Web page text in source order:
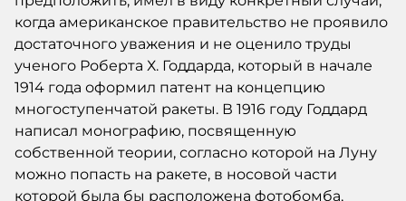
когда американское правительство не проявило
достаточного уважения и не оценило труды
ученого Роберта Х. Годдарда, который в начале
1914 года оформил патент на концепцию
многоступенчатой ракеты. В 1916 году Годдард
написал монографию, посвященную
собственной теории, согласно которой на Луну
можно попасть на ракете, в носовой части
которой была бы расположена фотобомба,